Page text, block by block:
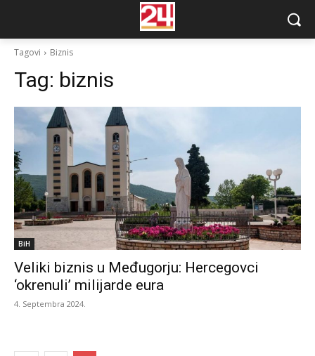
Tagovi Biznis
Tag: biznis
BiH
Veliki biznis u Međugorju: Hercegovci
‘okrenuli’ milijarde eura
4. Septembra 2024.